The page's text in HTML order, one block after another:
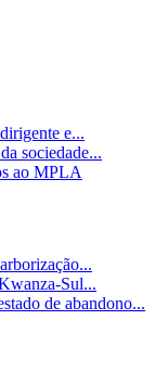
e...
sociedade...
ao MPLA
Sul...
de abandono...